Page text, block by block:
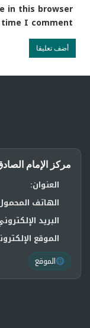
in this browser
I comment.
مركز الإمام
العنوان:
الهاتف
البريد
الموقع
الموقع